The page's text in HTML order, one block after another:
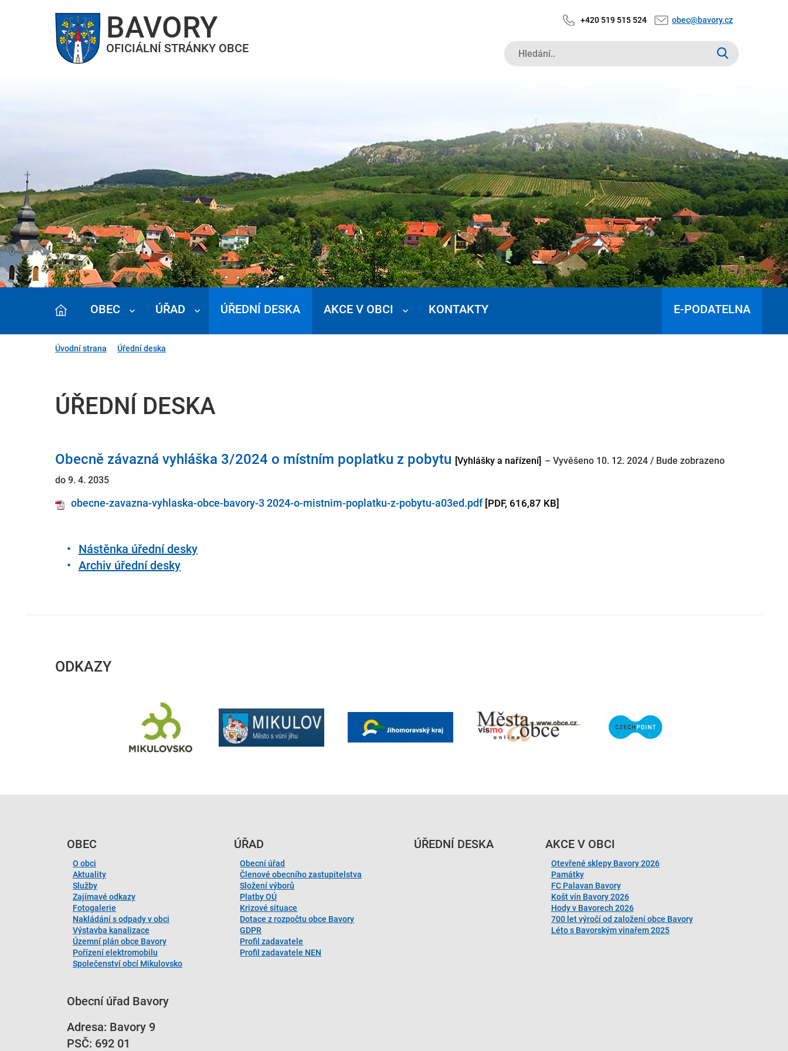
BAVORY
OFICIÁLNÍ STRÁNKY OBCE
+420 519 515 524 obec@bavory.cz
Hledaný
text:
OBEC ÚŘAD ÚŘEDNÍ DESKA AKCE V OBCI KONTAKTY E-PODATELNA
Úvodní strana Úřední deska
ÚŘEDNÍ DESKA
Obecně závazná vyhláška 3/2024 o místním poplatku z pobytu [Vyhlášky a nařízení] – Vyvěšeno 10. 12. 2024 / Bude zobrazeno
do 9. 4. 2035
obecne-zavazna-vyhlaska-obce-bavory-3 2024-o-mistnim-poplatku-z-pobytu-a03ed.pdf [PDF, 616,87 KB]
Nástěnka úřední desky
Archiv úřední desky
ODKAZY
OBEC
O obci
Aktuality
Služby
Zajímavé odkazy
Fotogalerie
Nakládání s odpady v obci
Výstavba kanalizace
Územní plán obce Bavory
Pořízení elektromobilu
Společenství obcí Mikulovsko
ÚŘAD
Obecní úřad
Členové obecního zastupitelstva
Složení výborů
Platby OÚ
Krizové situace
Dotace z rozpočtu obce Bavory
GDPR
Profil zadavatele
Profil zadavatele NEN
ÚŘEDNÍ DESKA AKCE V OBCI
Otevřené sklepy Bavory 2026
Památky
FC Palavan Bavory
Košt vín Bavory 2026
Hody v Bavorech 2026
700 let výročí od založení obce Bavory
Léto s Bavorským vinařem 2025
Obecní úřad Bavory
Adresa: Bavory 9
PSČ: 692 01